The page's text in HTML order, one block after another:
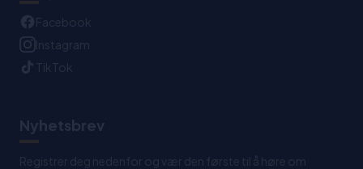
Facebook
Instagram
TikTok
Nyhetsbrev
Registrer deg nedenfor og vær den første til å høre om